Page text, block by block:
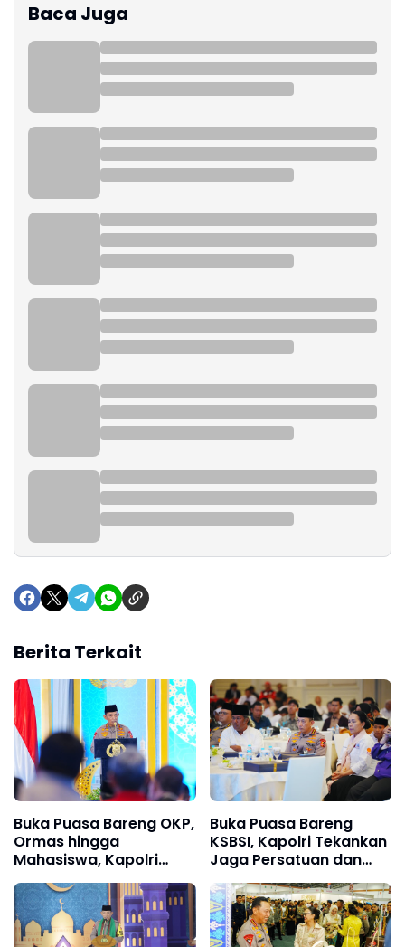
Baca Juga
Berita Terkait
Buka Puasa Bareng OKP,
Ormas hingga
Mahasiswa, Kapolri
Persatuan-Dukung
Program Pemerintah
Buka Puasa Bareng
KSBSI, Kapolri Tekankan
Jaga Persatuan dan